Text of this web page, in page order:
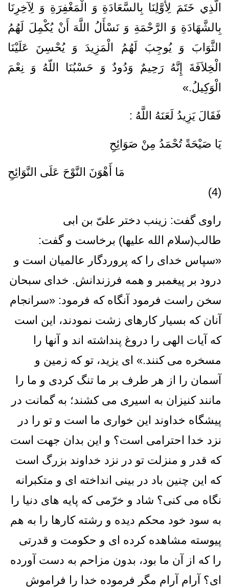
الَّذِي خَتَمَ‌ لِأَوَّلِنَا بِالسَّعَادَةِ‌ وَ الْمَغْفِرَةِ‌ وَ لِآخِرِنَا
بِالشَّهَادَةِ‌ وَ الرَّحْمَةِ‌ وَ نَسْأَلُ‌ اللَّهَ‌ أَنْ‌ يُكْمِلَ‌ لَهُمُ‌
الثَّوَابَ‌ وَ يُوجِبَ‌ لَهُمُ‌ الْمَزِيدَ وَ يُحْسِنَ‌ عَلَيْنَا
الْخِلاَفَةَ‌ إِنَّهُ‌ رَحِيمٌ‌ وَدُودٌ وَ حَسْبُنَا اللّهُ‌ وَ نِعْمَ‌
الْوَكِيلُ‌.»
فَقَالَ‌ يَزِيدُ لَعَنَهُ‌ اللَّهُ‌ :
يَا صَيْحَةً‌ تُحْمَدُ مِنْ‌ صَوَائِحِ‌
مَا أَهْوَنَ‌ النَّوْحَ‌ عَلَى النَّوَائِحِ
‌(4)
راوى گفت: زينب دختر علىّ‌ بن ابى
طالب(سلام الله علیها) برخاست و گفت:
«سپاس خداى را كه پروردگار عالميان است و
درود بر پيغمبر و همه فرزندانش. خداى سبحان
سخن راست فرمود آنگاه که فرمود: «سرانجام
آنان ‏كه بسيار كارهای زشت نمودند، اين است
كه آيات الهى را دروغ پنداشته ‏اند و آنها را
مسخره مى ‏كنند.» اى يزيد، تو كه زمين و
آسمان را از هر طرف بر ما تنگ کردی و ما را
مانند كنيزان به اسيرى مى‏ كشند؛ به گمانت در
پيشگاه خداوند اين خوارى ما است و تو را در
نزد خدا احترامى است؟ و اين بدان جهت است
كه قدر و منزلت تو در نزد خداوند بزرگ است
كه اين‏ چنين باد در بينى انداخته‏ اى و متكبرانه
نگاه مى‏ كنى؟ شاد و خرّمى كه پايه‏ هاى دنيا را
به سود خود محكم ديده و رشته كارها را به هم
پيوسته مشاهده كرده‏ اى و حكومت و قدرتى
را كه از آن ما بود، بدون مزاحم به دست آورده‏
اى؟ آرام آرام مگر فرموده خدا را فراموش